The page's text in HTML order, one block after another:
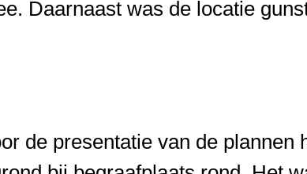
Daarnaast was de locatie
de presentatie van de plannen